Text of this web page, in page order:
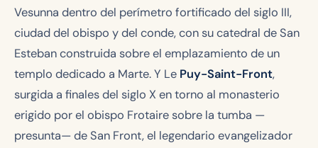
Vesunna dentro del perímetro fortificado del siglo III,
ciudad del obispo y del conde, con su catedral de San
Esteban construida sobre el emplazamiento de un
templo dedicado a Marte. Y Le Puy-Saint-Front,
surgida a finales del siglo X en torno al monasterio
erigido por el obispo Frotaire sobre la tumba —
presunta— de San Front, el legendario evangelizador